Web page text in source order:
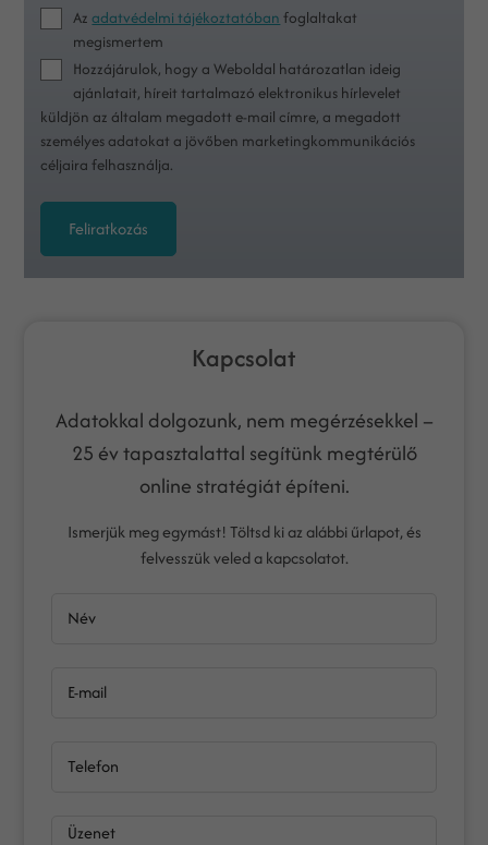
Azadatvédelmi tájékoztatóban foglaltakat
megismertem
Hozzájárulok, hogy a Weboldal határozatlan ideig
ajánlatait, híreit tartalmazó elektronikus hírlevelet
küldjön az általam megadott e-mail címre, a megadott
személyes adatokat a jövőben marketingkommunikációs
céljaira felhasználja.
Feliratkozás
Kapcsolat
Adatokkal dolgozunk, nem megérzésekkel –
25 év tapasztalattal segítünk megtérülő
online stratégiát építeni.
Ismerjük meg egymást! Töltsd ki az alábbi űrlapot, és
felvesszük veled a kapcsolatot.
Név
E-mail
Telefon
Üzenet